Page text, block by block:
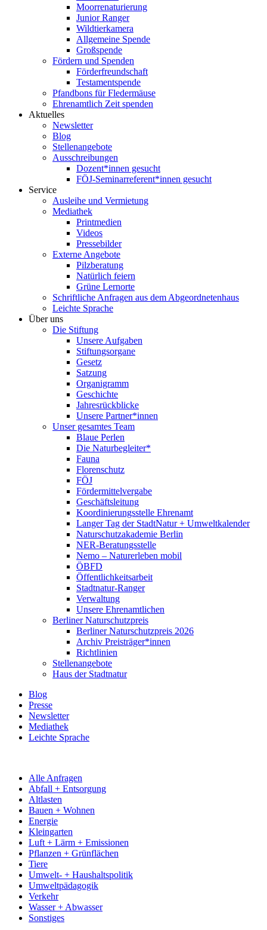
Moorrenaturierung
Junior Ranger
Wildtierkamera
Allgemeine Spende
Großspende
Fördern und Spenden
Förderfreundschaft
Testamentspende
Pfandbons für Fledermäuse
Ehrenamtlich Zeit spenden
Aktuelles
Newsletter
Blog
Stellenangebote
Ausschreibungen
Dozent*innen gesucht
FÖJ-Seminarreferent*innen gesucht
Service
Ausleihe und Vermietung
Mediathek
Printmedien
Videos
Pressebilder
Externe Angebote
Pilzberatung
Natürlich feiern
Grüne Lernorte
Schriftliche Anfragen aus dem Abgeordnetenhaus
Leichte Sprache
Über uns
Die Stiftung
Unsere Aufgaben
Stiftungsorgane
Gesetz
Satzung
Organigramm
Geschichte
Jahresrückblicke
Unsere Partner*innen
Unser gesamtes Team
Blaue Perlen
Die Naturbegleiter*
Fauna
Florenschutz
FÖJ
Fördermittelvergabe
Geschäftsleitung
Koordinierungsstelle Ehrenamt
Langer Tag der StadtNatur + Umweltkalender
Naturschutzakademie Berlin
NER-Beratungsstelle
Nemo – Naturerleben mobil
ÖBFD
Öffentlichkeitsarbeit
Stadtnatur-Ranger
Verwaltung
Unsere Ehrenamtlichen
Berliner Naturschutzpreis
Berliner Naturschutzpreis 2026
Archiv Preisträger*innen
Richtlinien
Stellenangebote
Haus der Stadtnatur
Blog
Presse
Newsletter
Mediathek
Leichte Sprache
Alle Anfragen
Abfall + Entsorgung
Altlasten
Bauen + Wohnen
Energie
Kleingarten
Luft + Lärm + Emissionen
Pflanzen + Grünflächen
Tiere
Umwelt- + Haushaltspolitik
Umweltpädagogik
Verkehr
Wasser + Abwasser
Sonstiges